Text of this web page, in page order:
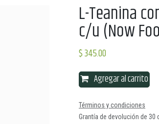
L-Teanina
c/u (Now
$345.00
Agregar al carrito
Términos y condiciones
Grantía de devolución de 30